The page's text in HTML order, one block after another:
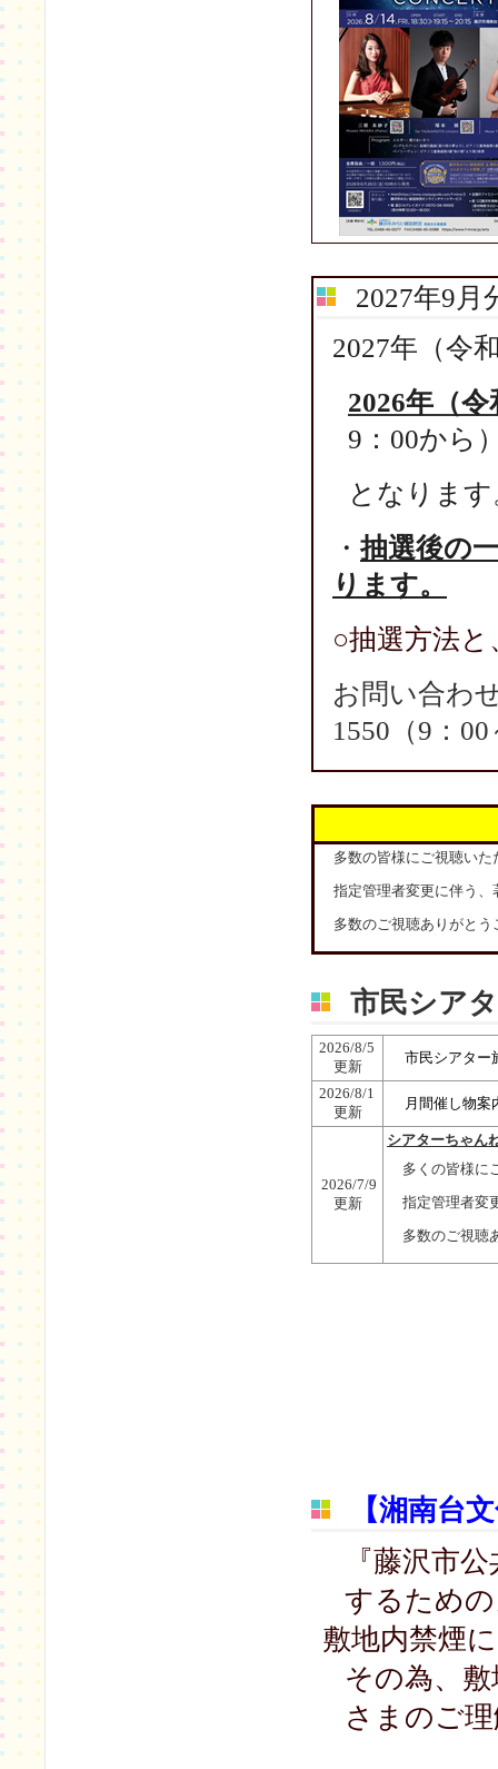
2027年9 月
2027年（令
2026年（令
9 ： 00から
となります
・抽選後の
ります。
○抽選方法
お問い合
1550 （9 ： 00
多数の皆様にご視聴い
指定管理者変更に伴う
多数のご視聴ありがとう
市民シア
2026/8/5
更新
市民シアター
2026/8/1
更新
月間催し物案
2026/7/9
更新
シアターちゃん
多くの皆様に
指定管理者変
多数のご視聴
【湘南台
『藤沢市
するための
敷地内禁煙
その為、
さまのご